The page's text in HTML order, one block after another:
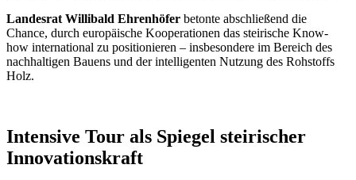
Landesrat Willibald Ehrenhöfer betonte abschließend die
Chance, durch europäische Kooperationen das steirische Know-
how international zu positionieren – insbesondere im Bereich des
nachhaltigen Bauens und der intelligenten Nutzung des Rohstoffs
Holz.
Intensive Tour als Spiegel steirischer
Innovationskraft